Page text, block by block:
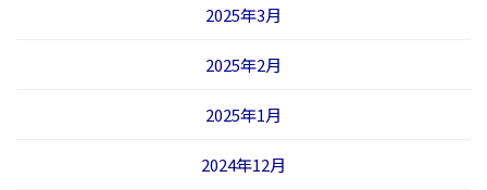
2025年3月
2025年2月
2025年1月
2024年12月